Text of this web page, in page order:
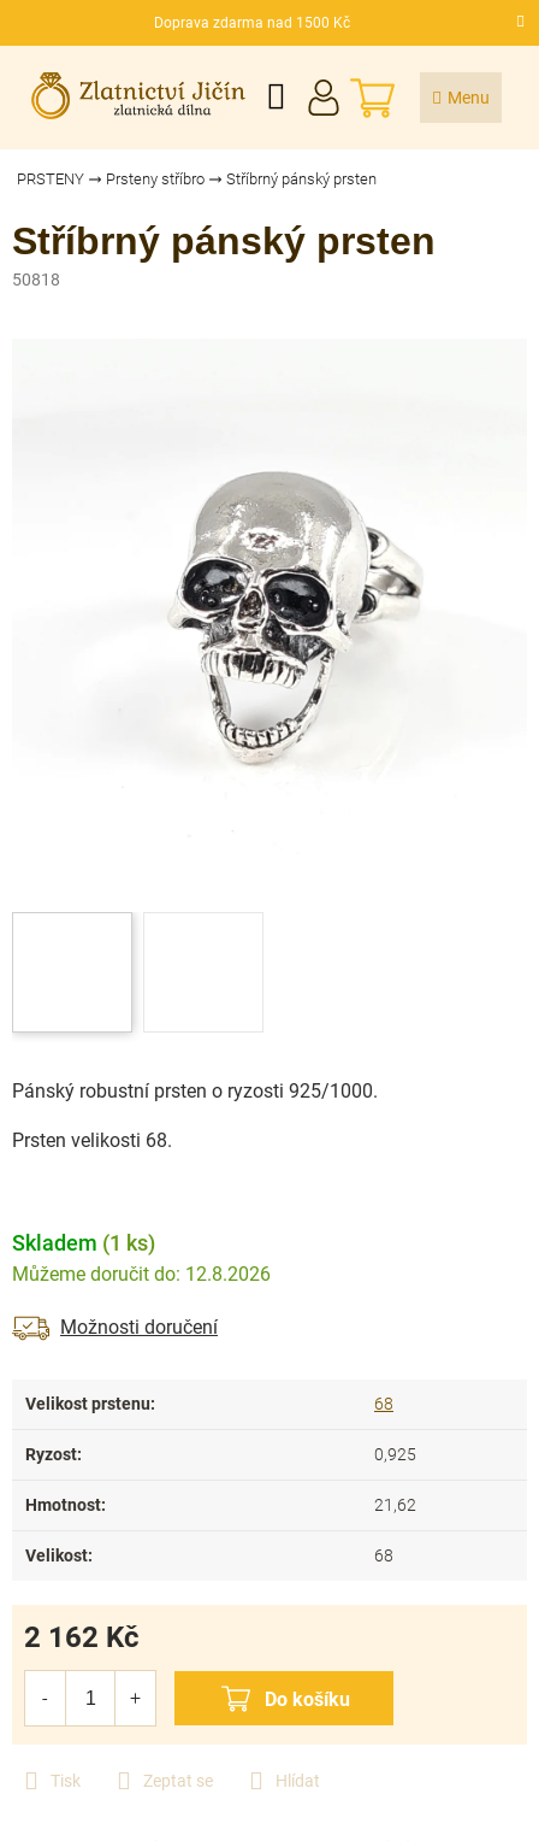
Doprava zdarma nad 1500 Kč
CZK
NÁKUPNÍ
KOŠÍK
PRSTENY Prsteny stříbro Stříbrný pánský prsten
Stříbrný pánský prsten
50818
Pánský robustní prsten o ryzosti 925/1000.
Prsten velikosti 68.
Tisk Zeptat se Hlídat
Skladem (1 ks)
12.8.2026
Možnosti doručení
2 162 Kč
Velikost prstenu: 68
Ryzost: 0,925
Hmotnost: 21,62
Velikost: 68